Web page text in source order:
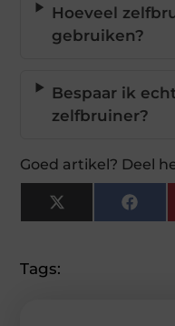
Hoeveel
gebruiken?
Bespaar ik
zelfbruiner?
Goed artikel? Deel
X
(Twitter)
Tags: